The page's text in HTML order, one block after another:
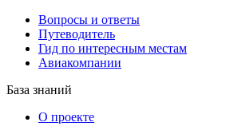
Вопросы и ответы
Путеводитель
Гид по интересным местам
Авиакомпании
База знаний
О проекте